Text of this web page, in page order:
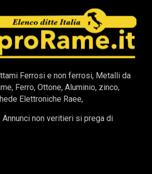
Ferrosi e non ferrosi, Metalli da
Ferro, Ottone, Aluminio, zinco,
Elettroniche Raee,
non veritieri si prega di